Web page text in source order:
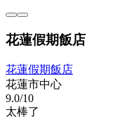
花蓮假期飯店
花蓮假期飯店
花蓮市中心
9.0/10
太棒了